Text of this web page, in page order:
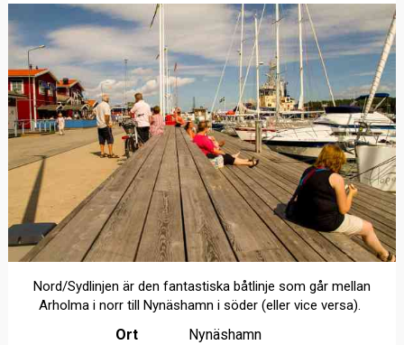
Nord/Sydlinjen är den fantastiska båtlinje som går mellan
Arholma i norr till Nynäshamn i söder (eller vice versa).
Ort Nynäshamn